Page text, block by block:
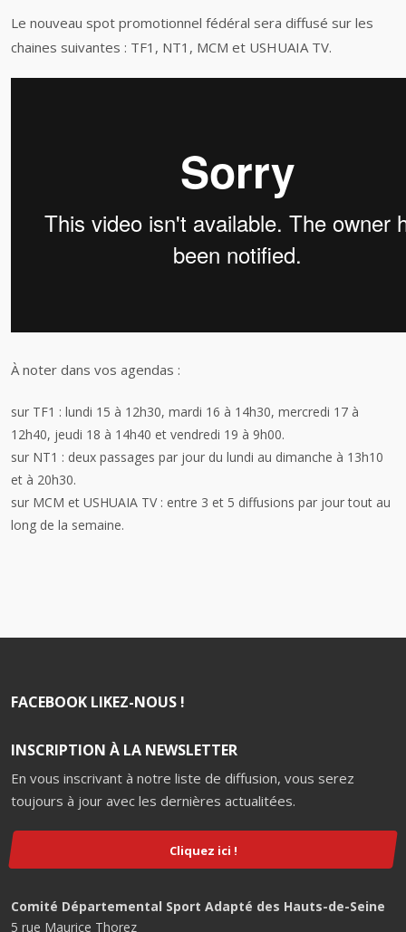
Le nouveau spot promotionnel fédéral sera diffusé sur les
chaines suivantes : TF1, NT1, MCM et USHUAIA TV.
À noter dans vos agendas :
sur TF1 : lundi 15 à 12h30, mardi 16 à 14h30, mercredi 17 à
12h40, jeudi 18 à 14h40 et vendredi 19 à 9h00.
sur NT1 : deux passages par jour du lundi au dimanche à 13h10
et à 20h30.
sur MCM et USHUAIA TV : entre 3 et 5 diffusions par jour tout au
long de la semaine.
FACEBOOK LIKEZ-NOUS !
INSCRIPTION À LA NEWSLETTER
En vous inscrivant à notre liste de diffusion, vous serez
toujours à jour avec les dernières actualitées.
Cliquez ici !
Comité Départemental Sport Adapté des Hauts-de-Seine
5 rue Maurice Thorez